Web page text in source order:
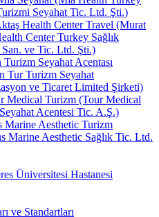
Seyahat Tic. Ltd. Şti.)
Health Center Travel (Murat
Center Turkey Sağlık
ve Tic. Ltd. Şti.)
Turizm Seyahat Acentası
Tur Turizm Seyahat
ve Ticaret Limited Şirketi)
Medical Turizm (Tour Medical
Acentesi Tic. A.Ş.)
Marine Aesthetic Turizm
Marine Aesthetic Sağlık Tic. Ltd.
Üniversitesi Hastanesi
ve Standartları